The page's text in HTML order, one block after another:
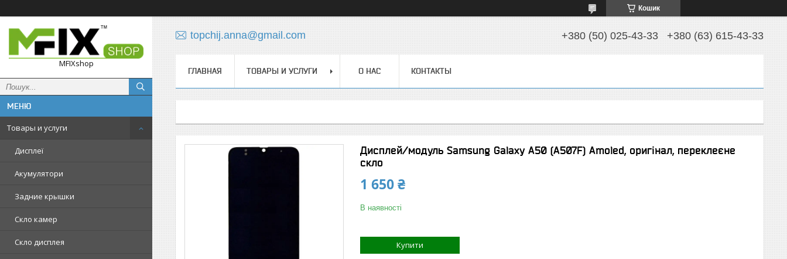
Кошик
MFIXshop
Товары и услуги
Дисплеї
Акумулятори
Задние крышки
Скло камер
Скло дисплея
topchij.anna@gmail.com +380 (50) 025-43-33 +380 (63) 615-43-33
ГЛАВНАЯ ТОВАРЫ И УСЛУГИ О НАС КОНТАКТЫ
Дисплей/модуль Samsung Galaxy A50 (A507F) Amoled, оригінал, переклеєне
скло
1 650 ₴
В наявності
Купити